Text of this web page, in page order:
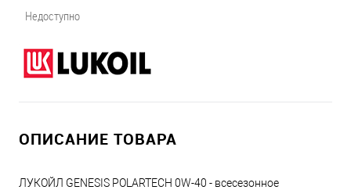
Недоступно
ОПИСАНИЕ ТОВАРА
ЛУКОЙЛ GENESIS POLARTECH 0W-40 - всесезонное